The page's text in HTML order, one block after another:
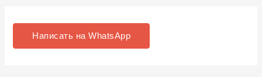
Написать на WhatsApp